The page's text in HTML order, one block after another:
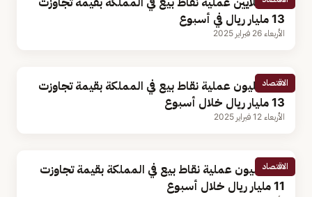
13 مليار ريال في أسبوع
الأربعاء 26 فبراير 2025
الاقتصاد219 مليون عملية نقاط بيع في المملكة بقيمة تجاوزت
13 مليار ريال خلال أسبوع
الأربعاء 12 فبراير 2025
الاقتصاد191 مليون عملية نقاط بيع في المملكة بقيمة تجاوزت
11 مليار ريال خلال أسبوع